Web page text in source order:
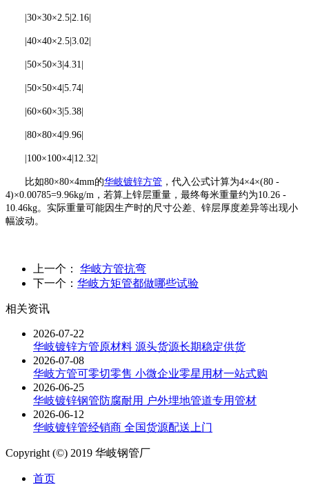
|30×30×2.5|2.16|
|40×40×2.5|3.02|
|50×50×3|4.31|
|50×50×4|5.74|
|60×60×3|5.38|
|80×80×4|9.96|
|100×100×4|12.32|
比如80×80×4mm的华岐镀锌方管 ，代入公式计算为4×4×(80 -
4)×0.00785=9.96kg/m，若算上锌层重量，最终每米重量约为10.26 -
10.46kg。实际重量可能因生产时的尺寸公差、锌层厚度差异等出现小
幅波动。
上一个： 华岐方管抗弯
下一个： 华岐方矩管都做哪些试验
相关资讯
2026-07-22
华岐镀锌方管原材料 源头货源长期稳定供货
2026-07-08
华岐方管可零切零售 小微企业零星用材一站式购
2026-06-25
华岐镀锌钢管防腐耐用 户外埋地管道专用管材
2026-06-12
华岐镀锌管经销商 全国货源配送上门
Copyright (©) 2019 华岐钢管厂
首页